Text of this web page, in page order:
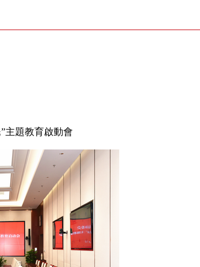
主題教育啟動會